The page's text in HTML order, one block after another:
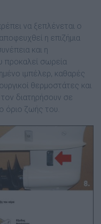
να ξεπλένεται ο
η επιζήµια
και η
προκαλεί σωρεία
ιµπέλερ, καθαρές
θερµοστάτες και
διατηρήσουν σε
όριο ζωής του.